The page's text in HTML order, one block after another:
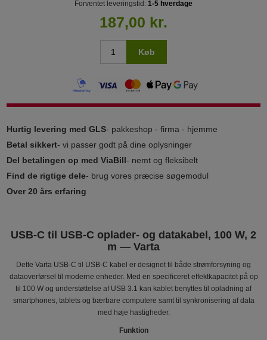
Forventet leveringstid: 1-5 hverdage
187,00 kr.
Køb
Hurtig levering med GLS- pakkeshop - firma - hjemme
Betal sikkert- vi passer godt på dine oplysninger
Del betalingen op med ViaBill- nemt og fleksibelt
Find de rigtige dele- brug vores præcise søgemodul
Over 20 års erfaring
USB-C til USB-C oplader- og datakabel, 100 W, 2
m — Varta
Dette Varta USB-C til USB-C kabel er designet til både strømforsyning og
dataoverførsel til moderne enheder. Med en specificeret effektkapacitet på op
til 100 W og understøttelse af USB 3.1 kan kablet benyttes til opladning af
smartphones, tablets og bærbare computere samt til synkronisering af data
med høje hastigheder.
Funktion